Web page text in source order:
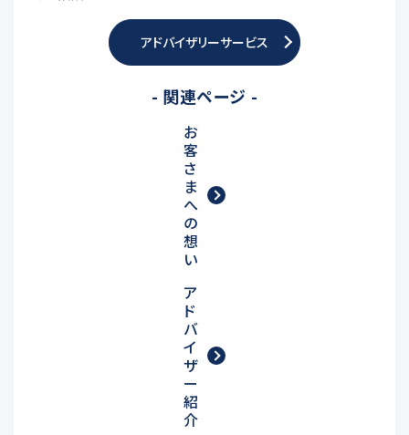
アドバイザリーサービス
- 関連ページ -
お
客
さ
ま
へ
の
想
い
ア
ド
バ
イ
ザ
ー
紹
介